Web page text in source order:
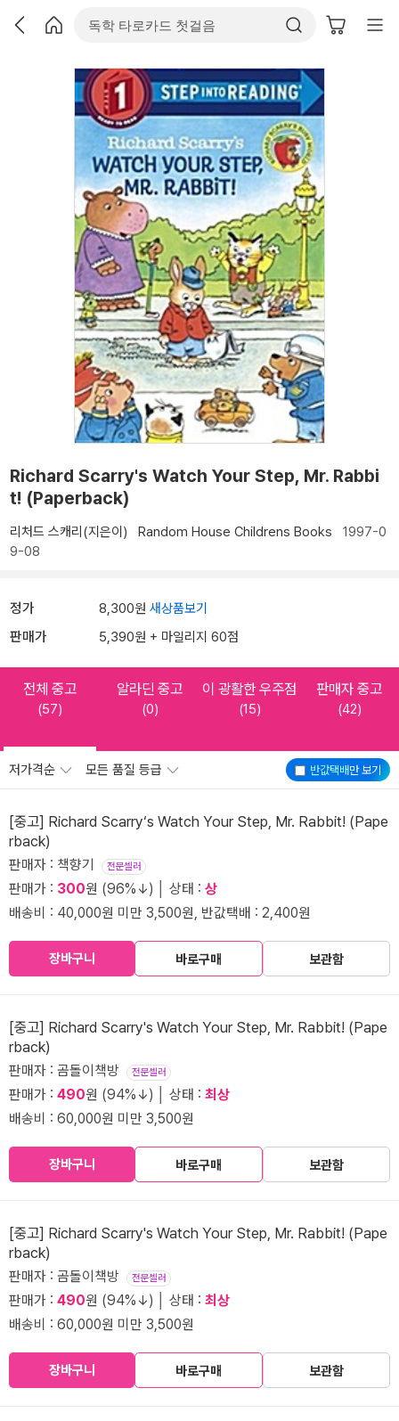
Richard Scarry's Watch Your Step, Mr. Rabbi
t! (Paperback)
리처드 스캐리(지은이) Random House Childrens Books 1997-0
9-08
정가 8,300원 새상품보기
판매가 5,390원 + 마일리지 60점
전체 중고
(57)
알라딘 중고
(0)
이 광활한 우주점
(15)
판매자 중고
(42)
반값택배만 보기
저가격순 모든 품질 등급
[중고] Richard Scarry‘s Watch Your Step, Mr. Rabbit! (Pape
rback)
판매자 : 책향기 전문셀러
판매가 : 300원 (96%↓) │ 상태 : 상
배송비 : 40,000원 미만 3,500원, 반값택배 : 2,400원
장바구니 바로구매 보관함
[중고] Richard Scarry's Watch Your Step, Mr. Rabbit! (Pape
rback)
판매자 : 곰돌이책방 전문셀러
판매가 : 490원 (94%↓) │ 상태 : 최상
배송비 : 60,000원 미만 3,500원
장바구니 바로구매 보관함
[중고] Richard Scarry's Watch Your Step, Mr. Rabbit! (Pape
rback)
판매자 : 곰돌이책방 전문셀러
판매가 : 490원 (94%↓) │ 상태 : 최상
배송비 : 60,000원 미만 3,500원
장바구니 바로구매 보관함